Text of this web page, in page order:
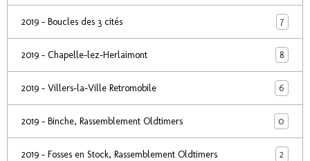
2019 - Boucles des 3 cités 7
2019 - Chapelle-lez-Herlaimont 8
2019 - Villers-la-Ville Retromobile 6
2019 - Binche, Rassemblement Oldtimers 0
2019 - Fosses en Stock, Rassemblement Oldtimers 2